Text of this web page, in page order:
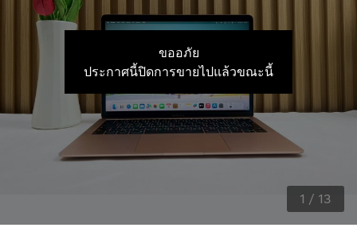
ขออภัย
ประกาศนี้ปิดการขายไปแล้วขณะนี้
1 / 13